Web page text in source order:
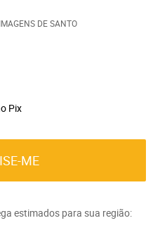
IMAGENS DE SANTO
Pix
ME
estimados para sua região: